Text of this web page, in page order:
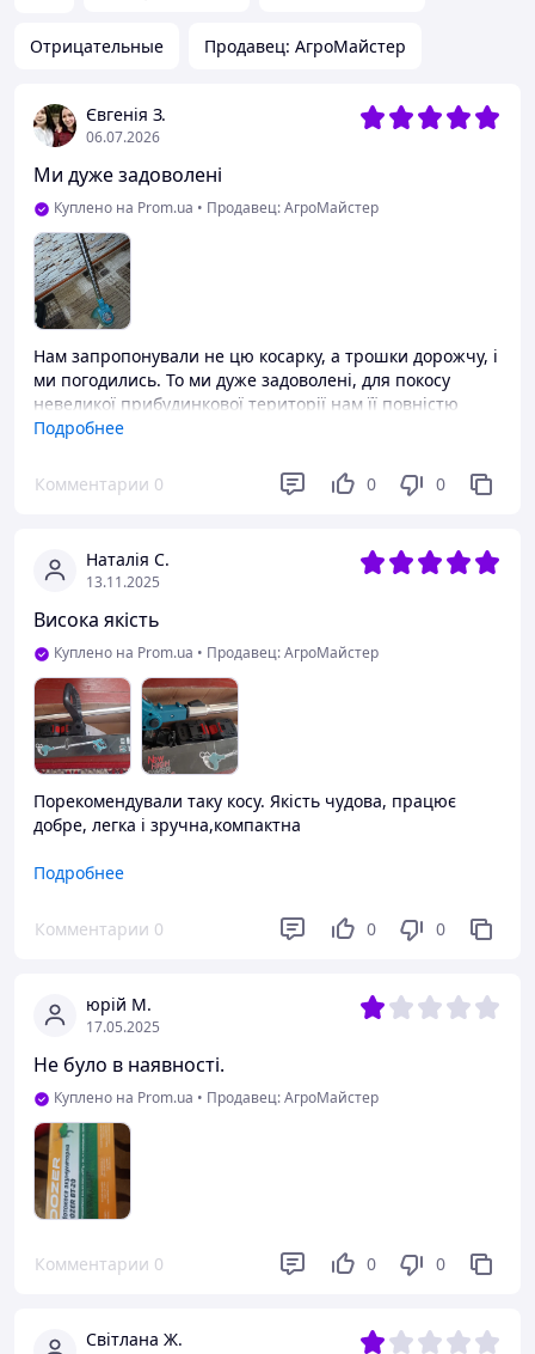
Отрицательные Продавец: АгроМайстер
Євгенія З.
06.07.2026
Ми дуже задоволені
Куплено на Prom.ua • Продавец: АгроМайстер
Нам запропонували не цю косарку, а трошки дорожчу, і
ми погодились. То ми дуже задоволені, для покосу
невеликої прибудинкової території нам її повністю
вистачає, перша трава була висока то довелось
підтримуючі покоси вистачало одного акумулятора.
Вона не шумна як бензинова, легенька, ми в захваті,
Преимущества
Легка, не шумна, не дорога
Недостатки
Все сподобалось
Подробнее
Комментарии 0 0 0
Наталія С.
13.11.2025
Висока якість
Куплено на Prom.ua • Продавец: АгроМайстер
Порекомендували таку косу. Якість чудова, працює
добре, легка і зручна,компактна
Преимущества
Легка
Недостатки
Подробнее
Комментарии 0 0 0
юрій М.
17.05.2025
Не було в наявності.
Куплено на Prom.ua • Продавец: АгроМайстер
Комментарии 0 0 0
Світлана Ж.